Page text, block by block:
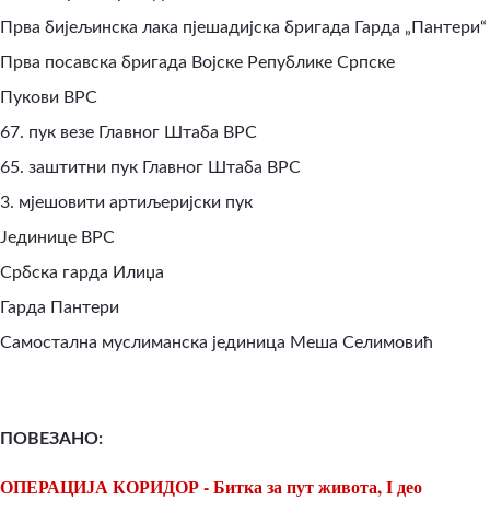
Прва бијељинска лака пјешадијска бригада Гарда „Пантери“
Прва посавска бригада Војске Републике Српске
Пукови ВРС
67. пук везе Главног Штаба ВРС
65. заштитни пук Главног Штаба ВРС
3. мјешовити артиљеријски пук
Јединице ВРС
Србска гарда Илиџа
Гарда Пантери
Самостална муслиманска јединица Меша Селимовић
ПОВЕЗАНО:
ОПЕРАЦИЈА КОРИДОР - Битка за пут живота, I део